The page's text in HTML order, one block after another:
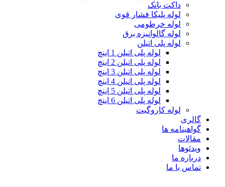
داکت بانک
لوله پلیکا فشار قوی
لوله خرطومی
لوله گالوانیزه برق
لوله پلی اتیلن
لوله پلی اتیلن 1 اینچ
لوله پلی اتیلن 2 اینچ
لوله پلی اتیلن 3 اینچ
لوله پلی اتیلن 4 اینچ
لوله پلی اتیلن 5 اینچ
لوله پلی اتیلن 6 اینچ
لوله کاروگیت
گالری
گواهینامه ها
مقالات
ویدئوها
درباره ما
تماس با ما